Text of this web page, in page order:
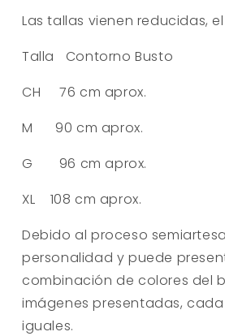
Máquina
Máquina
Las tallas vienen reducidas,
Talla Contorno Busto
CH 76 cm aprox.
M 90 cm aprox.
G 96 cm aprox.
XL 108 cm aprox.
Debido al proceso
personalidad y puede
combinación de colores del
imágenes presentadas,
iguales.